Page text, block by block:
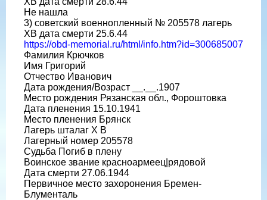
Не нашла
3) советский военнопленный № 205578 лагерь
ХВ дата смерти 25.6.44
https://obd-memorial.ru/html/info.htm?id=300685007
Фамилия Крючков
Имя Григорий
Отчество Иванович
Дата рождения/Возраст __.__.1907
Место рождения Рязанская обл., Фороштовка
Дата пленения 15.10.1941
Место пленения Брянск
Лагерь шталаг X B
Лагерный номер 205578
Судьба Погиб в плену
Воинское звание красноармеец|рядовой
Дата смерти 27.06.1944
Первичное место захоронения Бремен-
Блументаль